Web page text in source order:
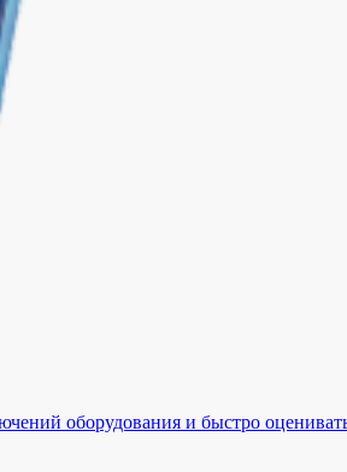
оборудования и быстро